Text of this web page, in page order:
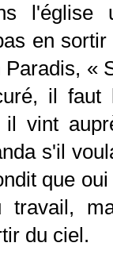
l'église
en sortir
Paradis, «
il faut
il vint
s'il
que oui
travail,
du ciel.